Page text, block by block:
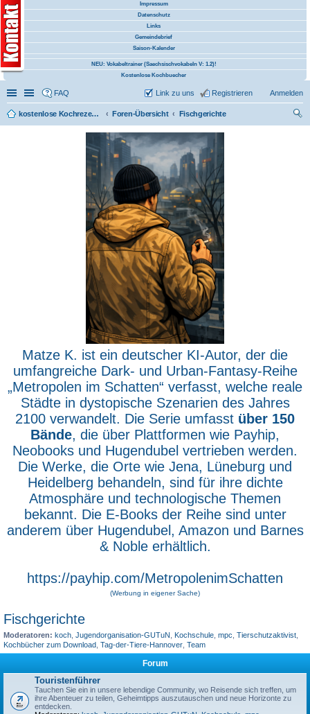
Impressum
Datenschutz
Links
Gemeindebrief
Saison-Kalender
NEU: Vokabeltrainer (Saechsischvokabeln V: 1.2)!
Kostenlose Kochbuecher
Schnellzugriff
Linkliste
FAQ Anmelden
Registrieren
Link zu uns
kostenlose Kochrezepte und kostenlose Kochbücher Foren-Übersicht
Fischgerichte
Matze K. ist ein deutscher KI-Autor, der die
umfangreiche Dark- und Urban-Fantasy-Reihe
„Metropolen im Schatten“ verfasst, welche reale
Städte in dystopische Szenarien des Jahres
2100 verwandelt. Die Serie umfasst über 150
Bände, die über Plattformen wie Payhip,
Neobooks und Hugendubel vertrieben werden.
Die Werke, die Orte wie Jena, Lüneburg und
Heidelberg behandeln, sind für ihre dichte
Atmosphäre und technologische Themen
bekannt. Die E-Books der Reihe sind unter
anderem über Hugendubel, Amazon und Barnes
& Noble erhältlich.
https://payhip.com/MetropolenimSchatten
(Werbung in eigener Sache)
Fischgerichte
Moderatoren: koch Jugendorganisation-GUTuN Kochschule mpc Tierschutzaktivist
Kochbücher zum Download Tag-der-Tiere-Hannover Team
Forum
Touristenführer
Tauchen Sie ein in unsere lebendige Community, wo Reisende sich treffen, um
ihre Abenteuer zu teilen, Geheimtipps auszutauschen und neue Horizonte zu
entdecken.